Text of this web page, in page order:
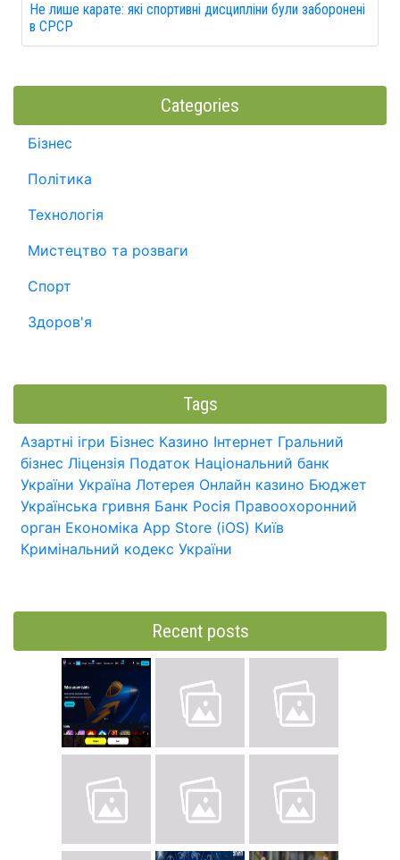
Не лише карате: які спортивні дисципліни були заборонені
в СРСР
Categories
Бізнес
Політика
Технологія
Мистецтво та розваги
Спорт
Здоров'я
Tags
Азартні ігри Бізнес Казино Інтернет Гральний
бізнес Ліцензія Податок Національний банк
України Україна Лотерея Онлайн казино Бюджет
Українська гривня Банк Росія Правоохоронний
орган Економіка App Store (iOS) Київ
Кримінальний кодекс України
Recent posts